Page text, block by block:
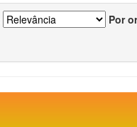
Por